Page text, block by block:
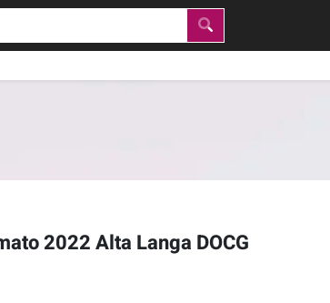
2022 Alta Langa DOCG